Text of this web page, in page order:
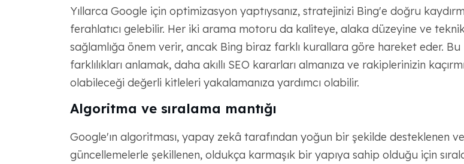
Yıllarca Google için optimizasyon yaptıysanız, stratejinizi Bing'e doğru
ferahlatıcı gelebilir. Her iki arama motoru da kaliteye, alaka düzeyine ve
sağlamlığa önem verir, ancak Bing biraz farklı kurallara göre hareket eder. Bu
farklılıkları anlamak, daha akıllı SEO kararları almanıza ve rakiplerinizin
olabileceği değerli kitleleri yakalamanıza yardımcı olabilir.
Algoritma ve sıralama mantığı
Google'ın algoritması, yapay zekâ tarafından yoğun bir şekilde desteklenen
güncellemelerle şekillenen, oldukça karmaşık bir yapıya sahip olduğu için